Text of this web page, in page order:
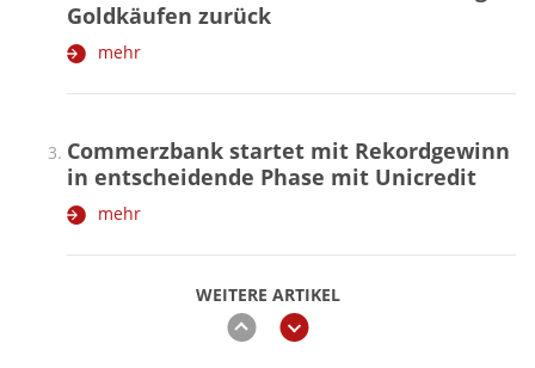
WEITERE ARTIKEL
zurückweiter
Goldkäufen zurück
mehr
Commerzbank startet mit Rekordgewinn
in entscheidende Phase mit Unicredit
mehr